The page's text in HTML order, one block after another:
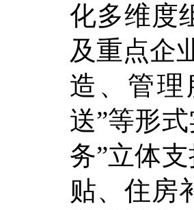
化多维度
及重点企
造、管理
送”等形
务”立体
贴、住房